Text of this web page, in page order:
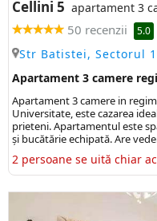
Cellini 5 apartament 3
50 recenzii 5.0
Str Batistei, Sectorul
Apartament 3 camere
Apartament 3 camere in
Universitate, este cazarea
prieteni. Apartamentul este
și bucătărie echipată. Are
2 persoane se uită chiar